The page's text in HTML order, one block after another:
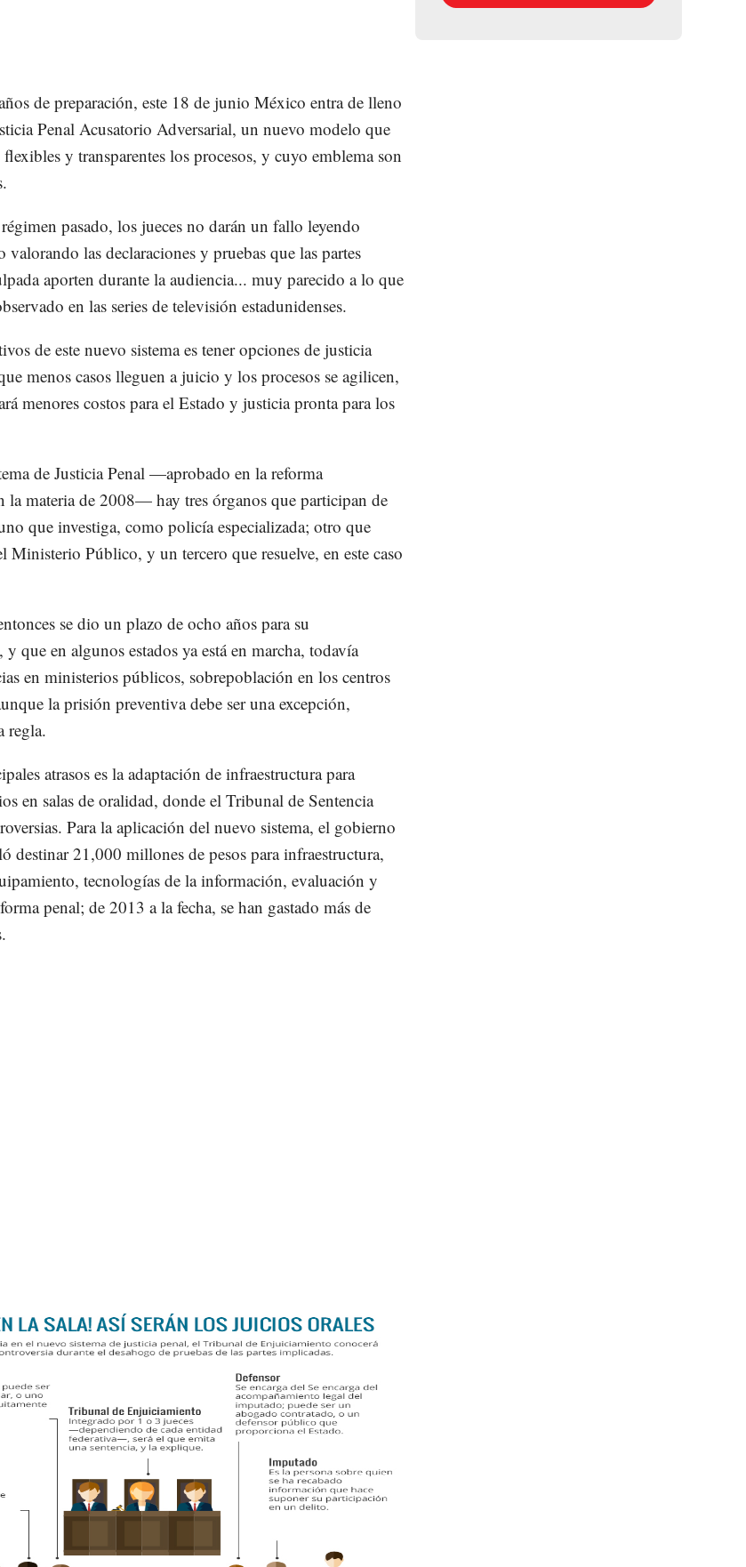
de preparación, este 18 de junio México entra de lleno
Penal Acusatorio Adversarial, un nuevo modelo que
flexibles y transparentes los procesos, y cuyo emblema son
pasado, los jueces no darán un fallo leyendo
valorando las declaraciones y pruebas que las partes
aporten durante la audiencia... muy parecido a lo que
en las series de televisión estadunidenses.
de este nuevo sistema es tener opciones de justicia
menos casos lleguen a juicio y los procesos se agilicen,
menores costos para el Estado y justicia pronta para los
de Justicia Penal —aprobado en la reforma
la materia de 2008— hay tres órganos que participan de
que investiga, como policía especializada; otro que
Ministerio Público, y un tercero que resuelve, en este caso
se dio un plazo de ocho años para su
que en algunos estados ya está en marcha, todavía
en ministerios públicos, sobrepoblación en los centros
la prisión preventiva debe ser una excepción,
regla.
atrasos es la adaptación de infraestructura para
en salas de oralidad, donde el Tribunal de Sentencia
Para la aplicación del nuevo sistema, el gobierno
destinar 21,000 millones de pesos para infraestructura,
tecnologías de la información, evaluación y
penal; de 2013 a la fecha, se han gastado más de